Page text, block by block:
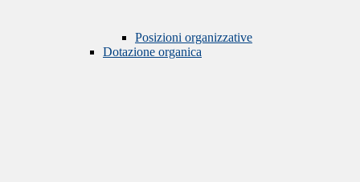
Posizioni organizzative
Dotazione organica